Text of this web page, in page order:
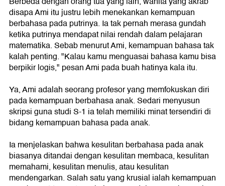
disapa Ami itu justru lebih menekankan kemampuan
berbahasa pada putrinya. Ia tak pernah merasa gundah
ketika putrinya mendapat nilai rendah dalam pelajaran
matematika. Sebab menurut Ami, kemampuan bahasa tak
kalah penting. "Kalau kamu menguasai bahasa kamu bisa
berpikir logis," pesan Ami pada buah hatinya kala itu.
Ya, Ami adalah seorang profesor yang memfokuskan diri
pada kemampuan berbahasa anak. Sedari menyusun
skripsi guna studi S-1 ia telah memiliki minat tersendiri di
bidang kemampuan bahasa pada anak.
Ia menjelaskan bahwa kesulitan berbahasa pada anak
biasanya ditandai dengan kesulitan membaca, kesulitan
memahami, kesulitan menulis, atau kesulitan
mendengarkan. Salah satu yang krusial ialah kemampuan